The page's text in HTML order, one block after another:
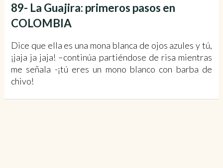
89- La Guajira: primeros pasos en
COLOMBIA
Dice que ella es una mona blanca de ojos azules y tú,
¡jaja ja jaja! –continúa partiéndose de risa mientras
me señala -¡tú eres un mono blanco con barba de
chivo!